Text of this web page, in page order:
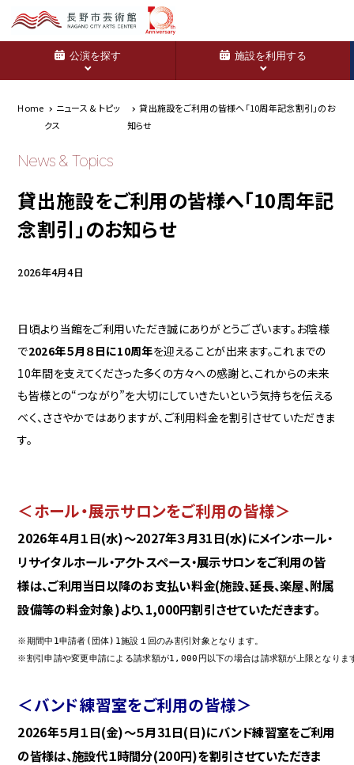
公演を探す 施設を利用する
Home
ニュース & トピッ
クス
貸出施設をご利用の皆様へ「10周年記念割引」のお
知らせ
News & Topics
貸出施設をご利用の皆様へ「10周年記
念割引」のお知らせ
2026年4月4日
日頃より当館をご利用いただき誠にありがとうございます。お陰様
で2026年５月８日に10周年を迎えることが出来ます。これまでの
10年間を支えてくださった多くの方々への感謝と、これからの未来
も皆様との“つながり”を大切にしていきたいという気持ちを伝える
べく、ささやかではありますが、ご利用料金を割引させていただきま
す。
＜ホール・展示サロンをご利用の皆様＞
2026年４月１日(水)～2027年３月31日(水)にメインホール・
リサイタルホール・アクトスペース・展示サロンをご利用の皆
様は、ご利用当日以降のお支払い料金(施設、延長、楽屋、附属
設備等の料金対象)より、1,000円割引させていただきます。
※期間中1申請者(団体)1施設１回のみ割引対象となります。
※割引申請や変更申請による請求額が1,000円以下の場合は請求額が上限となりま
＜バンド練習室をご利用の皆様＞
2026年５月１日(金)～５月31日(日)にバンド練習室をご利用
の皆様は、施設代１時間分(200円)を割引させていただきま